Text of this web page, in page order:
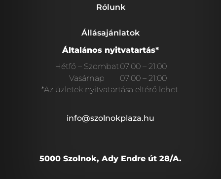
Rólunk
Állásajánlatok
Általános nyitvatartás*
Hétfő – Szombat07:00 – 21:00
Vasárnap
07:00 – 21:00
*Az üzletek nyitvatartása eltérő lehet.
info@szolnokplaza.hu
5000 Szolnok, Ady Endre út 28/A.